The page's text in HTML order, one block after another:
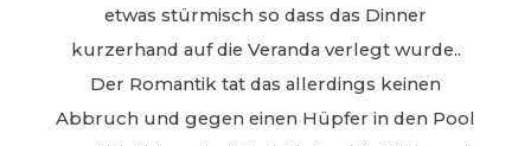
etwas stürmisch so dass das Dinner
kurzerhand auf die Veranda verlegt wurde..
Der Romantik tat das allerdings keinen
Abbruch und gegen einen Hüpfer in den Pool